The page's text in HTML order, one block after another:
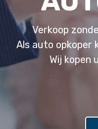
Verkoop
Als auto opkoper
Wij kopen